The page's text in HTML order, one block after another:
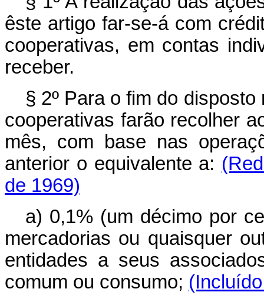
êste artigo far-se-á com
cooperativas, em contas
receber.
§ 2º Para o fim do
cooperativas farão recolher
mês, com base nas
anterior o equivalente a:
de 1969)
a) 0,1% (um décimo por
mercadorias ou quaisquer
entidades a seus
comum ou consumo;